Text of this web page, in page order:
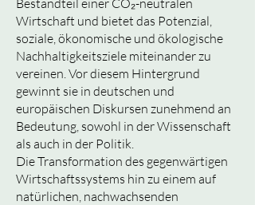
Bestandteil einer CO₂-neutralen
Wirtschaft und bietet das Potenzial,
soziale, ökonomische und ökologische
Nachhaltigkeitsziele miteinander zu
vereinen. Vor diesem Hintergrund
gewinnt sie in deutschen und
europäischen Diskursen zunehmend an
Bedeutung, sowohl in der Wissenschaft
als auch in der Politik.
Die Transformation des gegenwärtigen
Wirtschaftssystems hin zu einem auf
natürlichen, nachwachsenden